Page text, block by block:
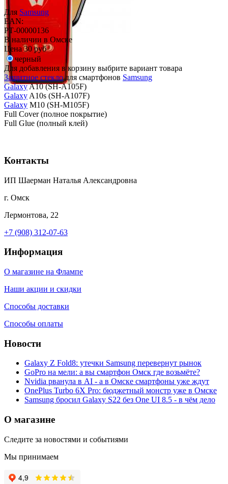
Для Samsung
EAN:
РТ-00000136
В наличии в Омске
Цена30 руб
черный
Для добавления в корзину выбрите вариант товара
Защитное стеклодля смартфонов Samsung
GalaxyA10 (SH-A105F)
Galaxy A10s (SH-A107F)
Galaxy M10 (SH-M105F)
Full Cover (полное покрытие)
Full Glue (полный клей)
Контакты
ИП Шаерман Наталья Александровна
г. Омск
Лермонтова, 22
+7 (908) 312-07-63
Информация
О магазине на Флампе
Наши акции и скидки
Способы доставки
Способы оплаты
Новости
Galaxy Z Fold8: утечки Samsung перевернут рынок
GoPro на мели: а вы смартфон Омск где возьмёте?
Nvidia рванула в AI - а в Омске смартфоны уже ждут
OnePlus Turbo 6X Pro: бюджетный монстр уже в Омске
Samsung бросил Galaxy S22 без One UI 8.5 - в чём дело
О магазине
Следите за новостями и событиями
Мы принимаем